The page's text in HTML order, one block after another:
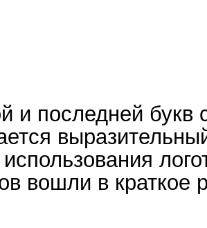
и последней букв
вошли в краткое